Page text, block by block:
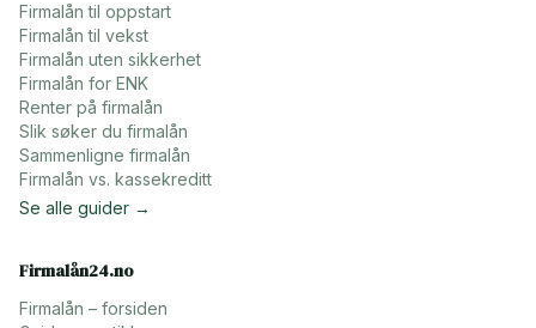
Firmalån til oppstart
Firmalån til vekst
Firmalån uten sikkerhet
Firmalån for ENK
Renter på firmalån
Slik søker du firmalån
Sammenligne firmalån
Firmalån vs. kassekreditt
Se alle guider →
Firmalån24.no
Firmalån – forsiden